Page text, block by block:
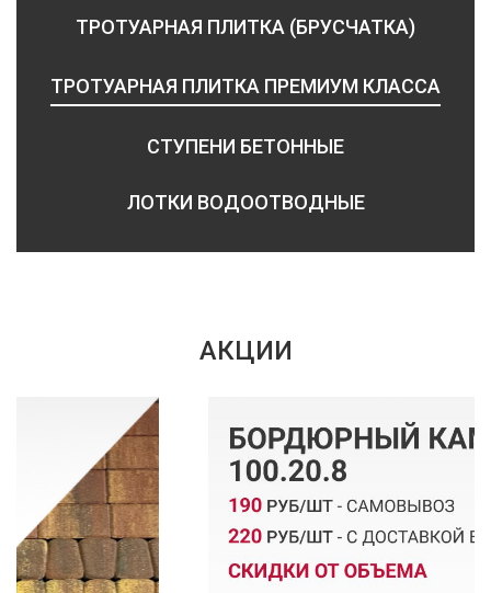
ТРОТУАРНАЯ ПЛИТКА (БРУСЧАТКА)
ТРОТУАРНАЯ ПЛИТКА ПРЕМИУМ КЛАССА
СТУПЕНИ БЕТОННЫЕ
ЛОТКИ ВОДООТВОДНЫЕ
АКЦИИ